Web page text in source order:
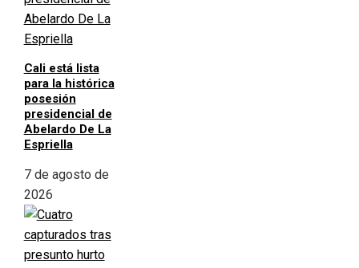
Cali está lista
para la histórica
posesión
presidencial de
Abelardo De La
Espriella
7 de agosto de
2026